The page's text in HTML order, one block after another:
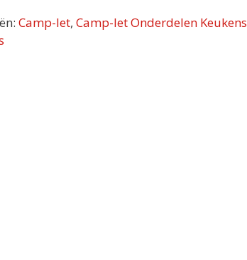
Camp-let,Camp-let Onderdelen Keukens